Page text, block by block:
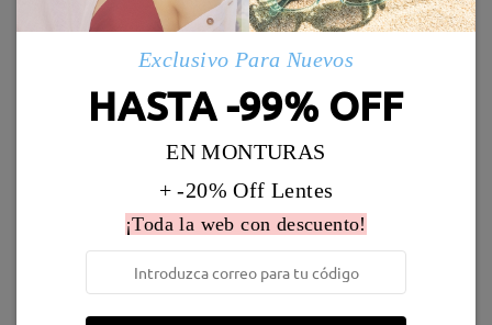
5-7 días laborales
detalles
Llegado
8,00 € AC49000
Exclusivo Para Nuevos
HASTA -99% OFF
EN MONTURAS
+ -20% Off Lentes
¡Toda la web con descuento!